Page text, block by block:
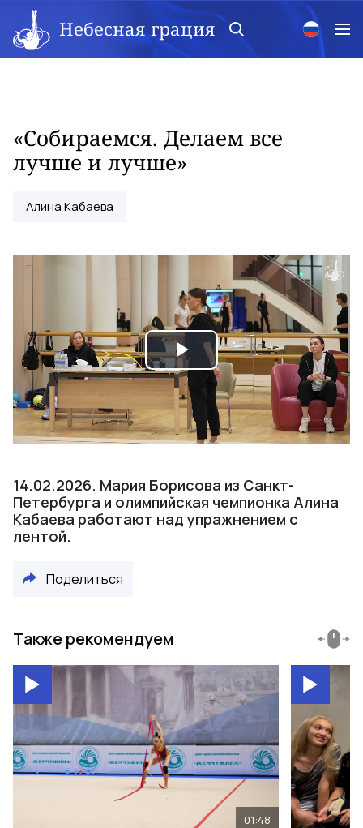
Небесная грация
«Собираемся. Делаем все
лучше и лучше»
Алина Кабаева
Play
Video
14.02.2026. Мария Борисова из Санкт-
Петербурга и олимпийская чемпионка Алина
Кабаева работают над упражнением с
лентой.
Поделиться
Также рекомендуем
01:48